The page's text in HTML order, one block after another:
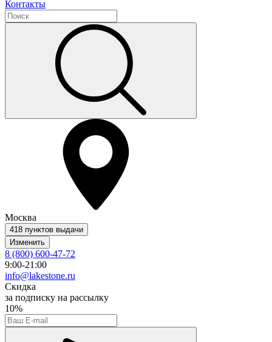
Контакты
Москва
418 пунктов выдачи
Изменить
8 (800) 600-47-72
9:00-21:00
info@lakestone.ru
Скидка
за подписку на рассылку
10%